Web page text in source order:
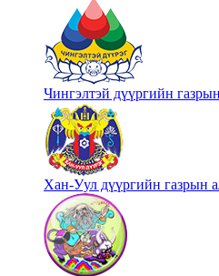
Чингэлтэй дүүргийн
Хан-Уул дүүргийн газрын